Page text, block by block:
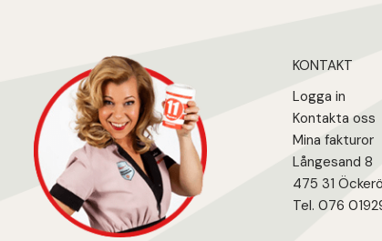
KONTAKT
Logga in
Kontakta oss
Mina fakturor
Långesand 8
475 31 Öckerö
Tel. 076